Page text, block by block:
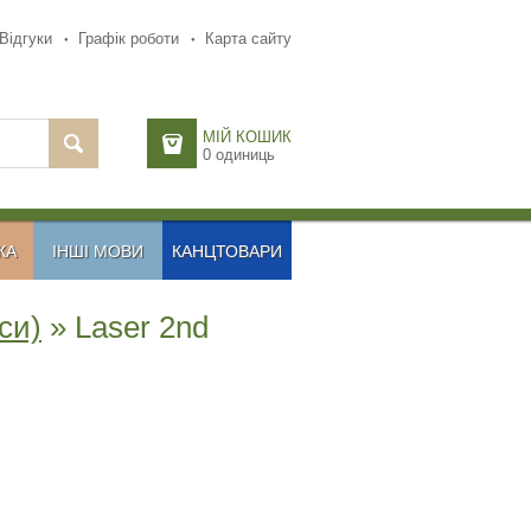
Графік роботи Карта сайту
МІЙ КОШИК
0 одиниць
ІНШІ МОВИ КАНЦТОВАРИ
» Laser 2nd